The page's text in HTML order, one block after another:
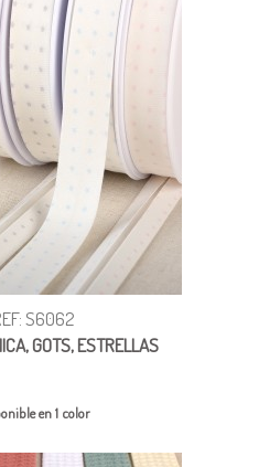
S6062
GOTS, ESTRELLAS
en 1 color